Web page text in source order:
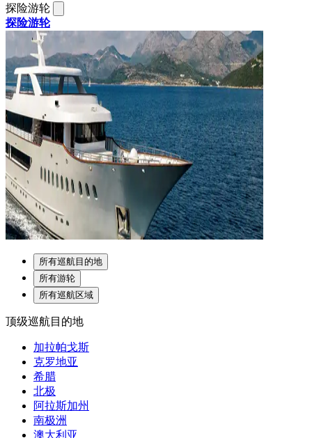
探险游轮
探险游轮
所有巡航目的地
所有游轮
所有巡航区域
顶级巡航目的地
加拉帕戈斯
克罗地亚
希腊
北极
阿拉斯加州
南极洲
澳大利亚